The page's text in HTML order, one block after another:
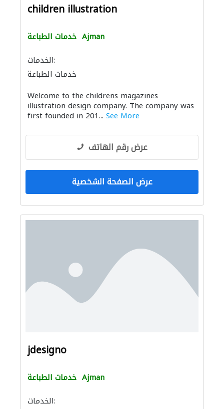
children illustration
خدمات الطباعة Ajman
الخدمات:
خدمات الطباعة
Welcome to the childrens magazines
illustration design company. The company was
first founded in 201... See More
عرض رقم الهاتف
عرض الصفحة الشخصية
jdesigno
خدمات الطباعة Ajman
الخدمات: